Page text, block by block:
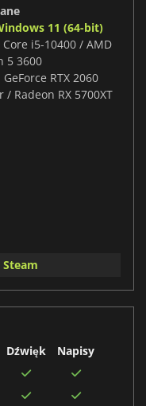
11 (64-bit)
Core i5-10400 / AMD
5 3600
GeForce RTX 2060
/ Radeon RX 5700XT
Steam
Dźwięk
Napisy